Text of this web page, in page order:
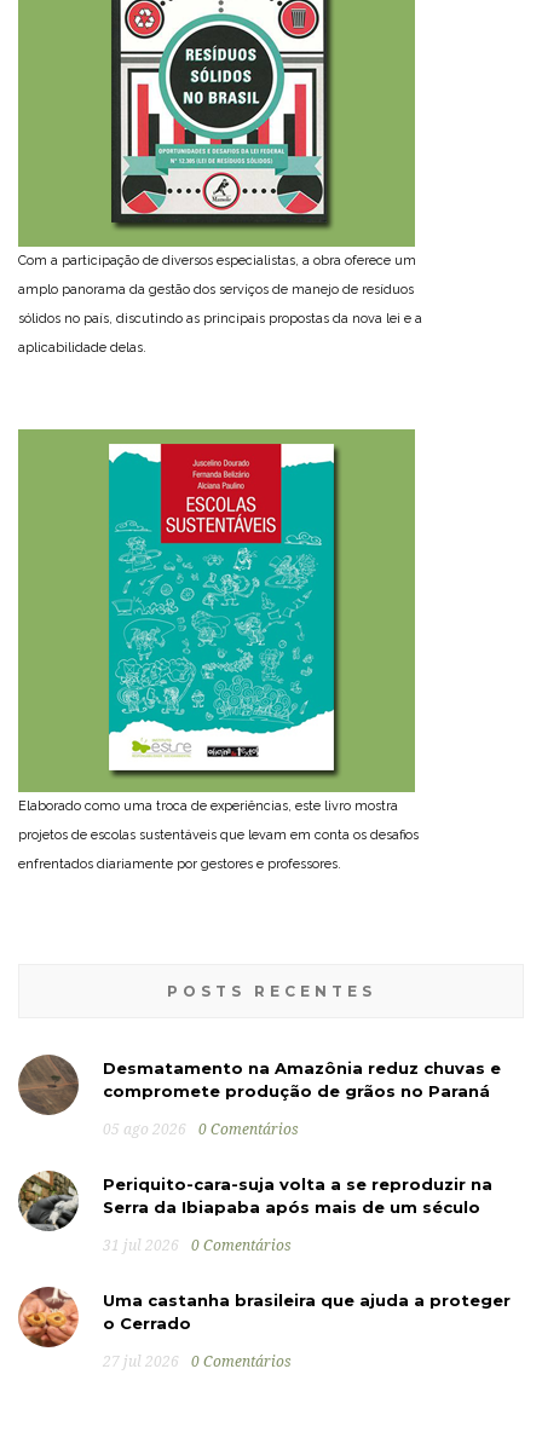
Com a participação de diversos especialistas, a obra oferece um
amplo panorama da gestão dos serviços de manejo de resíduos
sólidos no país, discutindo as principais propostas da nova lei e a
aplicabilidade delas.
Elaborado como uma troca de experiências, este livro mostra
projetos de escolas sustentáveis que levam em conta os desafios
enfrentados diariamente por gestores e professores.
POSTS RECENTES
Desmatamento na Amazônia reduz chuvas e
compromete produção de grãos no Paraná
05 ago 2026 0 Comentários
Periquito-cara-suja volta a se reproduzir na
Serra da Ibiapaba após mais de um século
31 jul 2026 0 Comentários
Uma castanha brasileira que ajuda a proteger
o Cerrado
27 jul 2026 0 Comentários